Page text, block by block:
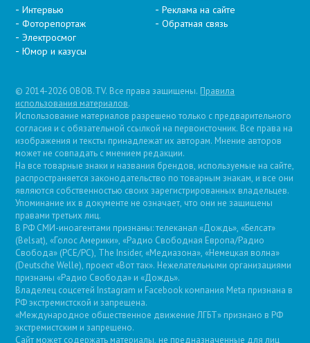
Интервью
Фоторепортаж
Электросмог
Юмор и казусы
Реклама на сайте
Обратная связь
© 2014-2026 OBOB.TV. Все права защищены. Правила
использования материалов.
Использование материалов разрешено только с предварительного
согласия и с обязательной ссылкой на первоисточник. Все права на
изображения и тексты принадлежат их авторам. Мнение авторов
может не совпадать с мнением редакции.
На все товарные знаки и названия брендов, используемые на сайте,
распространяется законодательство по товарным знакам, и все они
являются собственностью своих зарегистрированных владельцев.
Упоминание их в документе не означает, что они не защищены
правами третьих лиц.
В РФ СМИ-иноагентами признаны: телеканал «Дождь», «Белсат»
(Belsat), «Голос Америки», «Радио Свободная Европа/Радио
Свобода» (PCE/PC), The Insider, «Медиазона», «Немецкая волна»
(Deutsche Welle), проект «Вот так». Нежелательными организациями
признаны «Радио Свобода» и «Дождь».
Владелец соцсетей Instagram и Facebook компания Metа признана в
РФ экстремистской и запрещена.
«Международное общественное движение ЛГБТ» признано в РФ
экстремистским и запрещено.
Сайт может содержать материалы, не предназначенные для лиц